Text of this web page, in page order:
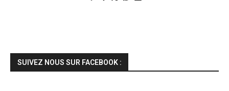
SUIVEZ NOUS SUR FACEBOOK :